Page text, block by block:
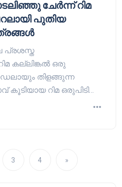
ചേർന്ന് റിമ
പുതിയ
പ്രശസ്ത
കല്ലിങ്കൽ ഒരു
തിളങ്ങുന്ന
കൂടിയായ റിമ ഒരുപിടി…
3 4 »